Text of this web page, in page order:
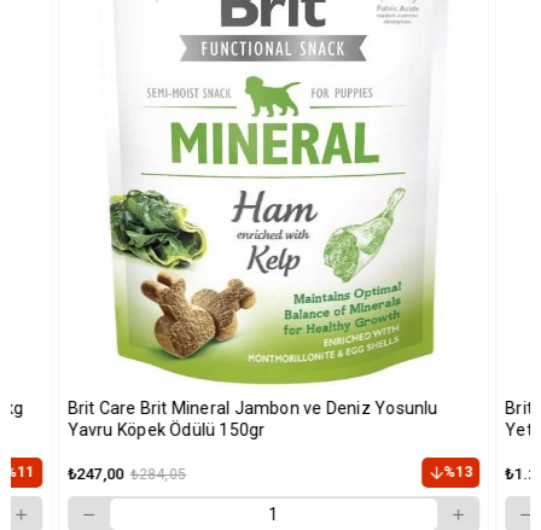
%11
Brit Care Brit Mineral Jambon ve Deniz Yosunlu
Yavru Köpek Ödülü 150gr
₺247,00 ₺284,05 %13
Brit